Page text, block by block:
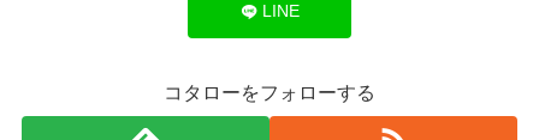
LINE
コタローをフォローする